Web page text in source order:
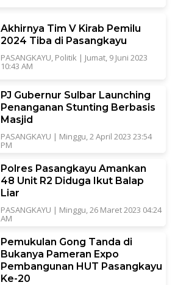
Akhirnya Tim V Kirab Pemilu
2024 Tiba di Pasangkayu
PASANGKAYU, Politik | Jumat, 9 Juni 2023
10:43 AM
PJ Gubernur Sulbar Launching
Penanganan Stunting Berbasis
Masjid
PASANGKAYU | Minggu, 2 April 2023 23:54
PM
Polres Pasangkayu Amankan
48 Unit R2 Diduga Ikut Balap
Liar
PASANGKAYU | Minggu, 26 Maret 2023 04:24
AM
Pemukulan Gong Tanda di
Bukanya Pameran Expo
Pembangunan HUT Pasangkayu
Ke-20